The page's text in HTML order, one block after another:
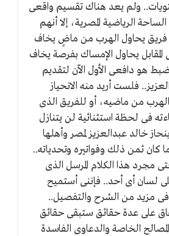
ولم يعد هناك تقسيم واقعى
الرياضية المصرية، إلا أنهم
فريق يحاول الهرب من ماضٍ يخاف
يحاول الإمساك بفرصة يخاف
هو دافعى الأول الآن لتقديم
فلست أريد منه الانحياز
من ماضيه، أو للفريق الذى
فى لحظة استثنائية لن يتنازل
خالد عبدالعزيز لمصر وأهلها
كان ثمن ذلك وفواتيره وتحدياته..
مجرد هذا الكلام المرسل الذى
لسان أى أحد.. فإننى أستميح
فى مزيد من الشرح والتفصيل..
على عدة حقائق ستبقى حقائق
الخاصة والدعاوى الفاسدة